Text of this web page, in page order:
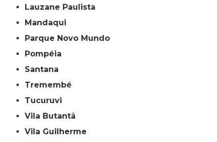
Lauzane Paulista
Mandaqui
Parque Novo Mundo
Pompéia
Santana
Tremembé
Tucuruvi
Vila Butantã
Vila Guilherme